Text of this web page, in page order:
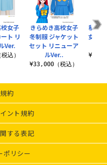
女子
ト リ
Ver.
込）
きらめき高校女子
冬制服 ジャケット
セット リニューア
ルVer..
¥33,000（税込）
私立
女子
約
ント規約
する表記
ポリシー